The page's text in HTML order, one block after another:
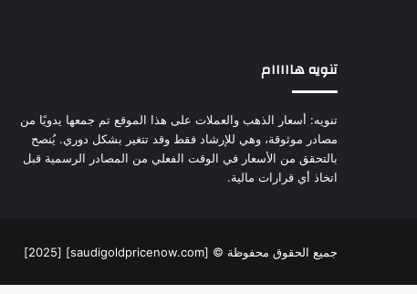
تنويه هااااام
تنويه: أسعار الذهب والعملات على هذا الموقع تم جمعها يدويًا من
مصادر موثوقة، وهي للإرشاد فقط وقد تتغير بشكل دوري. يُنصح
بالتحقق من الأسعار في الوقت الفعلي من المصادر الرسمية قبل
اتخاذ أي قرارات مالية.
جميع الحقوق محفوظة © [saudigoldpricenow.com] [2025]